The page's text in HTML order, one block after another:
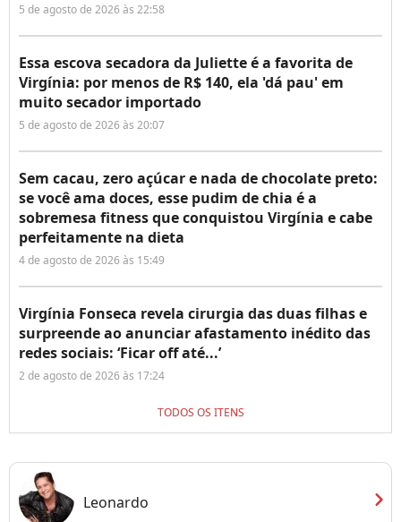
5 de agosto de 2026 às 22:58
Essa escova secadora da Juliette é a favorita de
Virgínia: por menos de R$ 140, ela 'dá pau' em
muito secador importado
5 de agosto de 2026 às 20:07
Sem cacau, zero açúcar e nada de chocolate preto:
se você ama doces, esse pudim de chia é a
sobremesa fitness que conquistou Virgínia e cabe
perfeitamente na dieta
4 de agosto de 2026 às 15:49
Virgínia Fonseca revela cirurgia das duas filhas e
surpreende ao anunciar afastamento inédito das
redes sociais: ‘Ficar off até...’
2 de agosto de 2026 às 17:24
TODOS OS ITENS
Leonardo chevron_right